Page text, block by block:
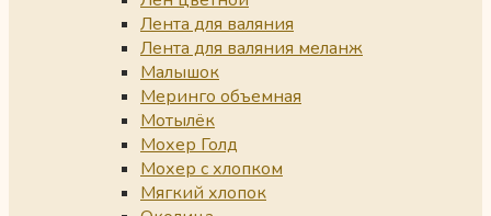
Лента для валяния
Лента для валяния меланж
Малышок
Меринго объемная
Мотылёк
Мохер Голд
Мохер с хлопком
Мягкий хлопок